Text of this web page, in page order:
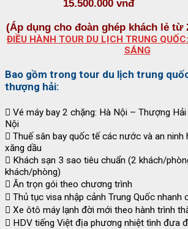
15.500.000 vnđ
(Áp dụng cho đoàn ghép khách lẻ từ
ĐIỀU HÀNH TOUR DU LỊCH TRUNG
SÁNG
Bao gồm trong tour du lịch trung
thượng hải:
 Vé máy bay 2 chặng: Hà Nội – Thượng
Nội
 Thuế sân bay quốc tế các nước và an ninh
xăng dầu
 Khách sạn 3 sao tiêu chuẩn (2 khách/
khách/phòng)
 Ăn trọn gói theo chương trình
 Thủ tục visa nhập cảnh Trung Quốc nhanh
 Xe ôtô máy lạnh đời mới theo hành trình
 HDV tiếng Việt địa phương nhiệt tình đưa